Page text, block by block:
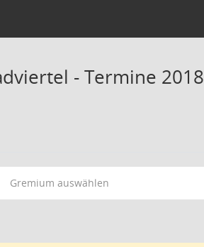
- Termine 2018
Gremium auswählen